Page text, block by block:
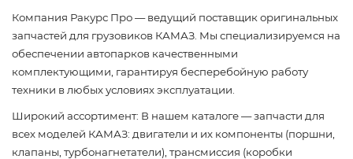
Компания Ракурс Про — ведущий поставщик оригинальных
запчастей для грузовиков КАМАЗ. Мы специализируемся на
обеспечении автопарков качественными
комплектующими, гарантируя бесперебойную работу
техники в любых условиях эксплуатации.
Широкий ассортимент: В нашем каталоге — запчасти для
всех моделей КАМАЗ: двигатели и их компоненты (поршни,
клапаны, турбонагнетатели), трансмиссия (коробки